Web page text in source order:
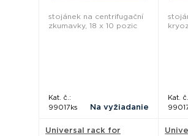
stojánek na centrifugační
zkumavky, 18 x 10 pozic
Kat. č.:
99017ks
Na vyžiadanie
Kat.
Universal rack for